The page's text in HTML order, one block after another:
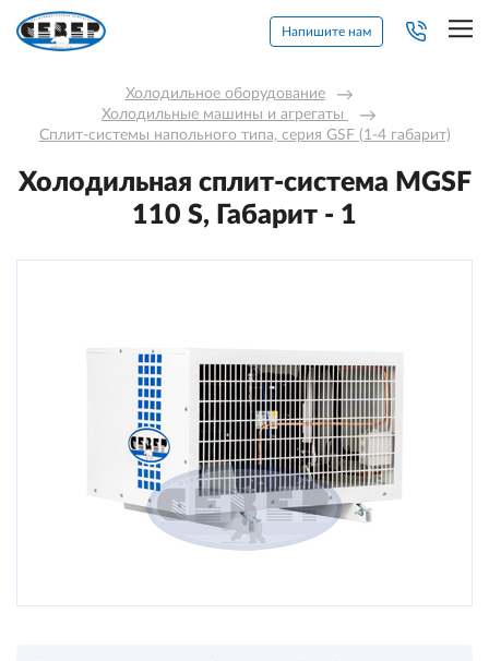
Напишите нам
Холодильное оборудование →
Холодильные машины и агрегаты →
Сплит-системы напольного типа, серия GSF (1-4 габарит)
Холодильная сплит-система МGSF
110 S, Габарит - 1